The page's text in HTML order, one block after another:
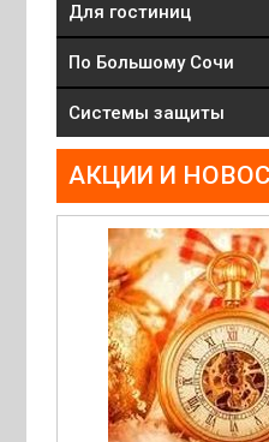
Для гостиниц
По Большому Сочи
Системы защиты
АКЦИИ И